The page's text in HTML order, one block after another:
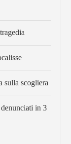
sulla scogliera
in 3